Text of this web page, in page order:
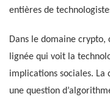
entières de
Dans le domaine crypto,
lignée qui voit la
implications sociales. La
une question